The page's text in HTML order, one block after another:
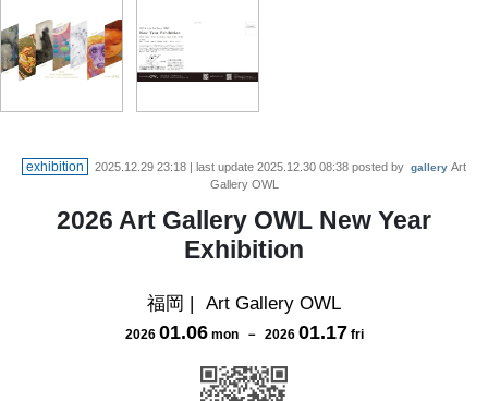
exhibition 2025.12.29 23:18 | last update 2025.12.30 08:38 posted by gallery Art
Gallery OWL
2026 Art Gallery OWL New Year
Exhibition
福岡 | Art Gallery OWL
2026 01.06 mon－ 2026 01.17 fri